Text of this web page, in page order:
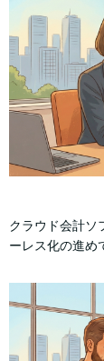
クラウド会計ソ
ーレス化の進め